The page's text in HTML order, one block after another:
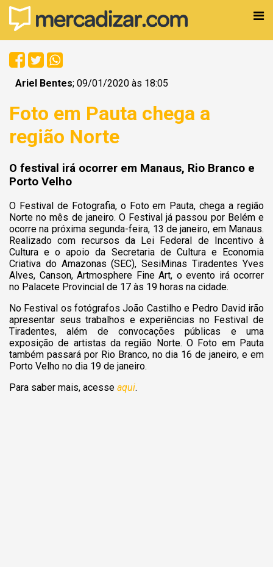
Ariel Bentes; 09/01/2020 às 18:05
Foto em Pauta chega a
região Norte
O festival irá ocorrer em Manaus, Rio Branco e
Porto Velho
O Festival de Fotografia, o Foto em Pauta, chega a região
Norte no mês de janeiro. O Festival já passou por Belém e
ocorre na próxima segunda-feira, 13 de janeiro, em Manaus.
Realizado com recursos da Lei Federal de Incentivo à
Cultura e o apoio da Secretaria de Cultura e Economia
Criativa do Amazonas (SEC), SesiMinas Tiradentes Yves
Alves, Canson, Artmosphere Fine Art, o evento irá ocorrer
no Palacete Provincial de 17 às 19 horas na cidade.
No Festival os fotógrafos João Castilho e Pedro David irão
apresentar seus trabalhos e experiências no Festival de
Tiradentes, além de convocações públicas e uma
exposição de artistas da região Norte. O Foto em Pauta
também passará por Rio Branco, no dia 16 de janeiro, e em
Porto Velho no dia 19 de janeiro.
Para saber mais, acesse aqui.